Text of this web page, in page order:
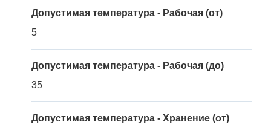
Допустимая температура - Рабочая (от)
5
Допустимая температура - Рабочая (до)
35
Допустимая температура - Хранение (от)